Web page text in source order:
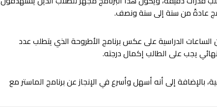
عادةً من سنة إلى سنة ونصف.
الدراسية على عكس برنامج الأطروحة الذي يتطلب عدد
يجب على الطالب إكمال درجته.
بالإضافة إلى أنه أسهل وأسرع في الإنجاز عن برنامج الماستر مع